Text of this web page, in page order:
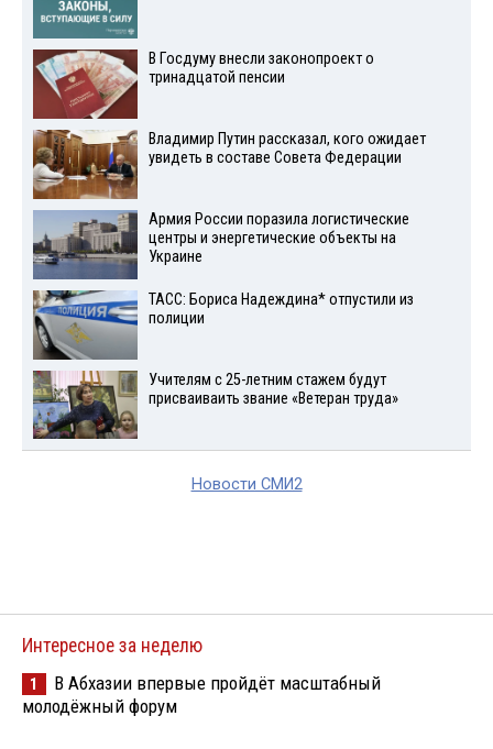
В Госдуму внесли законопроект о
тринадцатой пенсии
Владимир Путин рассказал, кого ожидает
увидеть в составе Совета Федерации
Армия России поразила логистические
центры и энергетические объекты на
Украине
ТАСС: Бориса Надеждина* отпустили из
полиции
Учителям с 25-летним стажем будут
присваиваить звание «Ветеран труда»
Новости СМИ2
Интересное за неделю
1
В Абхазии впервые пройдёт масштабный
молодёжный форум